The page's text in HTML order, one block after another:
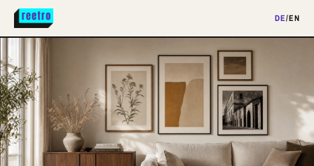
DE/EN